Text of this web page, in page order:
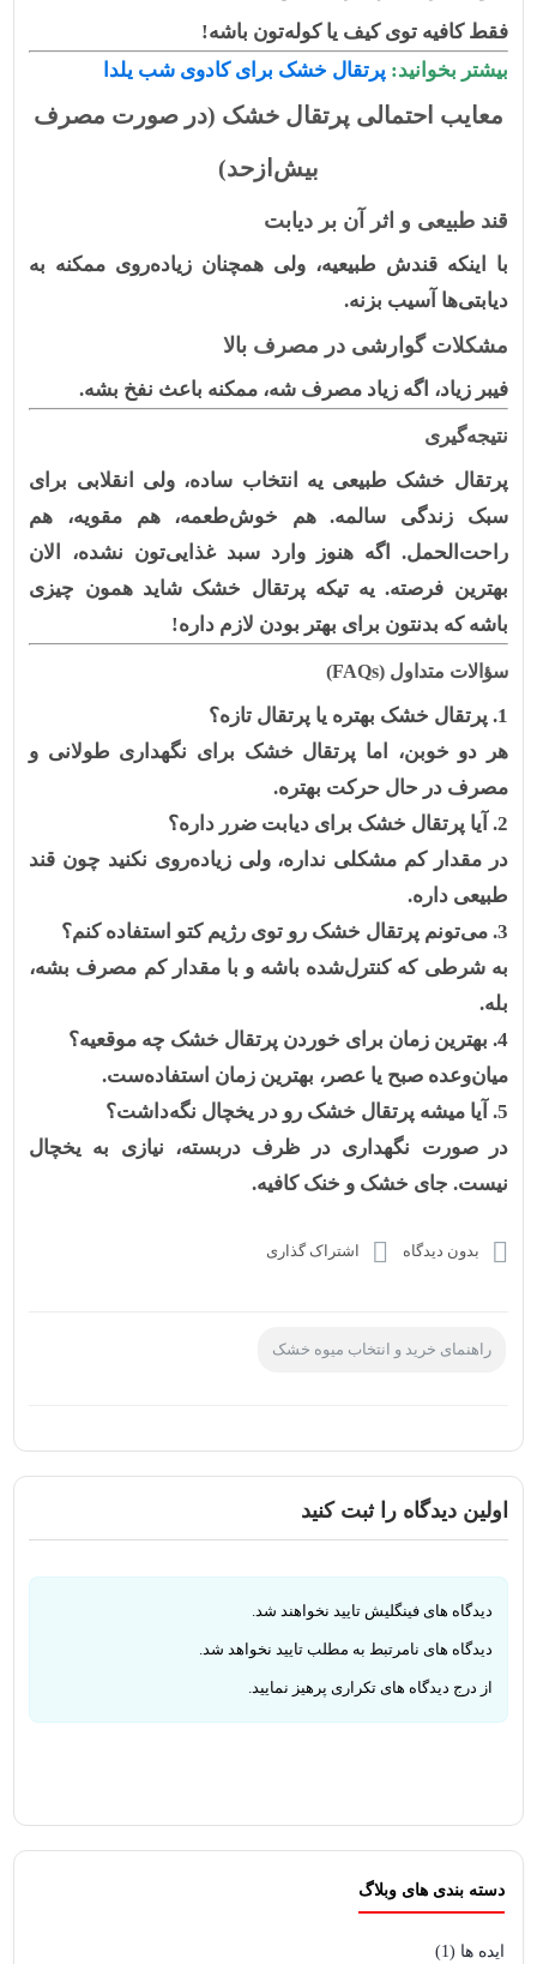
فقط کافیه توی کیف یا کوله‌تون باشه!
بیشتر بخوانید: پرتقال خشک برای کادوی شب یلدا
معایب احتمالی پرتقال خشک (در صورت مصرف
بیش‌از‌حد)
قند طبیعی و اثر آن بر دیابت
با اینکه قندش طبیعیه، ولی همچنان زیاده‌روی ممکنه به
دیابتی‌ها آسیب بزنه.
مشکلات گوارشی در مصرف بالا
فیبر زیاد، اگه زیاد مصرف شه، ممکنه باعث نفخ بشه.
نتیجه‌گیری
پرتقال خشک طبیعی یه انتخاب ساده، ولی انقلابی برای
سبک زندگی سالمه. هم خوش‌طعمه، هم مقویه، هم
راحت‌الحمل. اگه هنوز وارد سبد غذایی‌تون نشده، الان
بهترین فرصته. یه تیکه پرتقال خشک شاید همون چیزی
باشه که بدنتون برای بهتر بودن لازم داره!
سؤالات متداول (FAQs)
1. پرتقال خشک بهتره یا پرتقال تازه؟
هر دو خوبن، اما پرتقال خشک برای نگهداری طولانی و
مصرف در حال حرکت بهتره.
2. آیا پرتقال خشک برای دیابت ضرر داره؟
در مقدار کم مشکلی نداره، ولی زیاده‌روی نکنید چون قند
طبیعی داره.
3. می‌تونم پرتقال خشک رو توی رژیم کتو استفاده کنم؟
به شرطی که کنترل‌شده باشه و با مقدار کم مصرف بشه،
بله.
4. بهترین زمان برای خوردن پرتقال خشک چه موقعیه؟
میان‌وعده صبح یا عصر، بهترین زمان استفاده‌ست.
5. آیا میشه پرتقال خشک رو در یخچال نگه‌داشت؟
در صورت نگهداری در ظرف دربسته، نیازی به یخچال
نیست. جای خشک و خنک کافیه.
بدون دیدگاه اشتراک گذاری
راهنمای خرید و انتخاب میوه خشک
اولین دیدگاه را ثبت کنید
دیدگاه های فینگلیش تایید نخواهند شد.
دیدگاه های نامرتبط به مطلب تایید نخواهد شد.
از درج دیدگاه های تکراری پرهیز نمایید.
دسته بندی های وبلاگ
ایده ها (1)